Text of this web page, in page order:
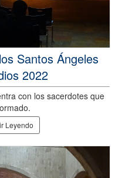
Santos Ángeles
2022
con los sacerdotes que
Leyendo